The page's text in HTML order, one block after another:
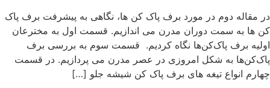
در مقاله دوم در مورد برف پاک کن ها، نگاهی به پیشرفت برف پاک
کن ها به سمت دوران مدرن می اندازیم. قسمت اول به مخترعان
اولیه برف پاک‌کن‌ها نگاه کردیم. قسمت سوم به بررسی برف
پاک‌کن‌ها به شکل امروزی در عصر مدرن می پردازیم. در قسمت
چهارم انواع تیغه های برف پاک کن شیشه جلو […]